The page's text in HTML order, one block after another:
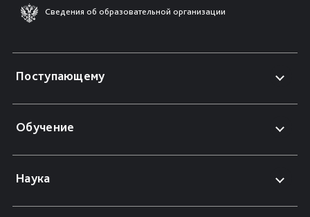
Сведения об образовательной организации
Поступающему
Обучение
Наука